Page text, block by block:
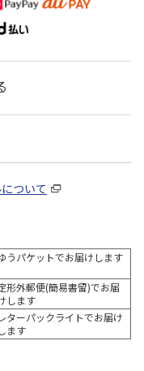
ついて
うパケットでお届けします
形外郵便(簡易書留)でお届
します
レターパックライトでお届け
します